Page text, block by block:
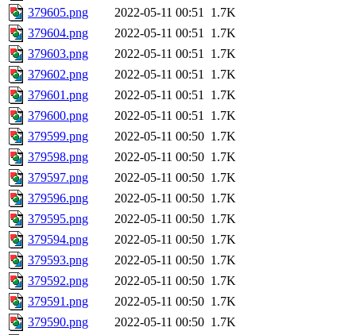
379605.png
2022-05-11 00:51 1.7K
379604.png
2022-05-11 00:51 1.7K
379603.png
2022-05-11 00:51 1.7K
379602.png
2022-05-11 00:51 1.7K
379601.png
2022-05-11 00:51 1.7K
379600.png
2022-05-11 00:51 1.7K
379599.png
2022-05-11 00:50 1.7K
379598.png
2022-05-11 00:50 1.7K
379597.png
2022-05-11 00:50 1.7K
379596.png
2022-05-11 00:50 1.7K
379595.png
2022-05-11 00:50 1.7K
379594.png
2022-05-11 00:50 1.7K
379593.png
2022-05-11 00:50 1.7K
379592.png
2022-05-11 00:50 1.7K
379591.png
2022-05-11 00:50 1.7K
379590.png
2022-05-11 00:50 1.7K